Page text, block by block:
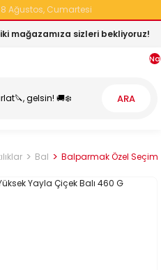
8 Ağustos, Cumartesi
mağazamıza sizleri bekliyoruz!
ARA
Bal Balparmak Özel Seçim